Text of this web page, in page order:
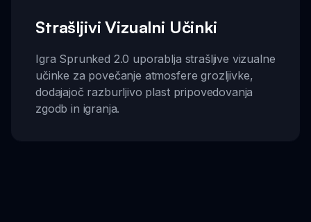
Strašljivi Vizualni Učinki
Igra Sprunked 2.0 uporablja strašljive vizualne
učinke za povečanje atmosfere grozljivke,
dodajajoč razburljivo plast pripovedovanja
zgodb in igranja.